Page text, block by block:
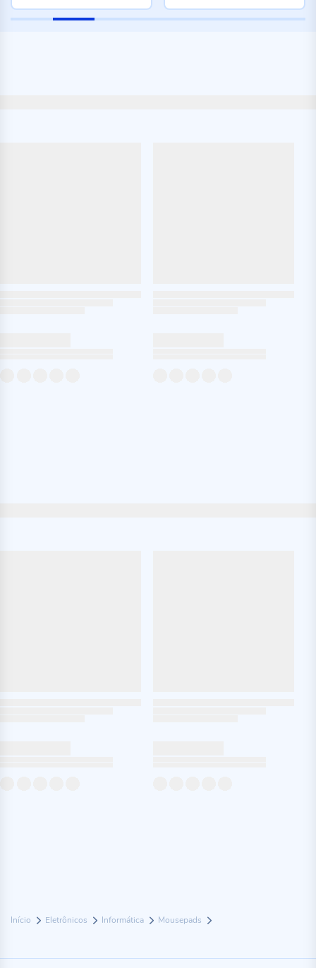
Início Eletrônicos Informática Mousepads